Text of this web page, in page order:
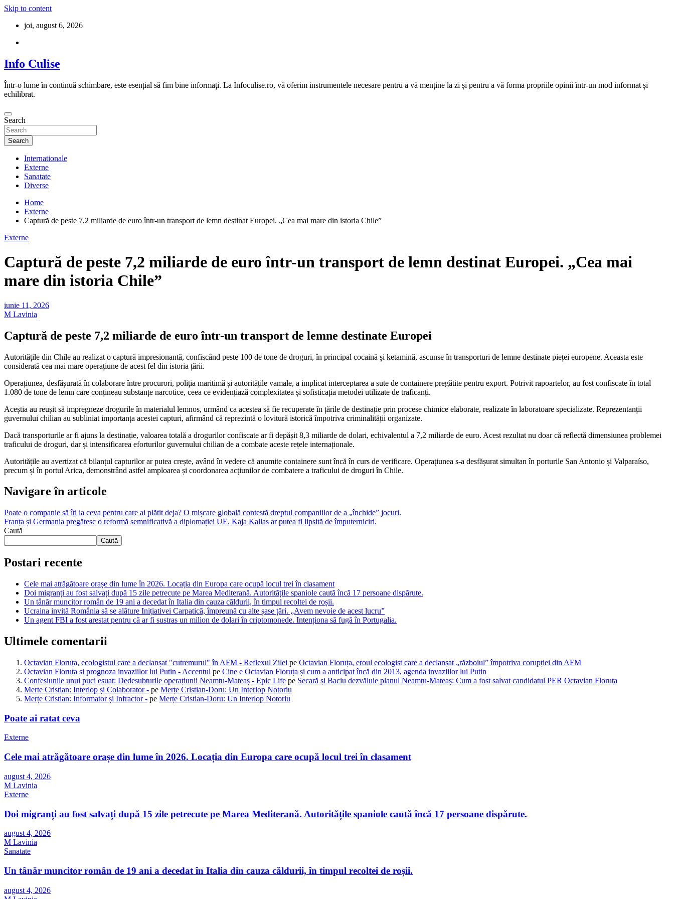
Skip to content
joi, august 6, 2026
Info Culise
Într-o lume în continuă schimbare, este esențial să fim bine informați. La Infoculise.ro, vă oferim instrumentele necesare pentru a vă menține la zi și pentru a vă forma propriile opinii într-un mod informat și
echilibrat.
Search
Search
Internationale
Externe
Sanatate
Diverse
Home
Externe
Captură de peste 7,2 miliarde de euro într-un transport de lemn destinat Europei. „Cea mai mare din istoria Chile”
Externe
Captură de peste 7,2 miliarde de euro într-un transport de lemn destinat Europei. „Cea mai
mare din istoria Chile”
iunie 11, 2026
M Lavinia
Captură de peste 7,2 miliarde de euro într-un transport de lemne destinate Europei
Autoritățile din Chile au realizat o captură impresionantă, confiscând peste 100 de tone de droguri, în principal cocaină și ketamină, ascunse în transporturi de lemne destinate pieței europene. Aceasta este
considerată cea mai mare operațiune de acest fel din istoria țării.
Operațiunea, desfășurată în colaborare între procurori, poliția maritimă și autoritățile vamale, a implicat interceptarea a sute de containere pregătite pentru export. Potrivit rapoartelor, au fost confiscate în total
1.080 de tone de lemn care conțineau substanțe narcotice, ceea ce evidențiază complexitatea și sofisticația metodei utilizate de traficanți.
Aceștia au reușit să impregneze drogurile în materialul lemnos, urmând ca acestea să fie recuperate în țările de destinație prin procese chimice elaborate, realizate în laboratoare specializate. Reprezentanții
guvernului chilian au subliniat importanța acestei capturi, afirmând că reprezintă o lovitură istorică împotriva criminalității organizate.
Dacă transporturile ar fi ajuns la destinație, valoarea totală a drogurilor confiscate ar fi depășit 8,3 miliarde de dolari, echivalentul a 7,2 miliarde de euro. Acest rezultat nu doar că reflectă dimensiunea problemei
traficului de droguri, dar și intensificarea eforturilor guvernului chilian de a combate aceste rețele internaționale.
Autoritățile au avertizat că bilanțul capturilor ar putea crește, având în vedere că anumite containere sunt încă în curs de verificare. Operațiunea s-a desfășurat simultan în porturile San Antonio și Valparaíso,
precum și în portul Arica, demonstrând astfel amploarea și coordonarea acțiunilor de combatere a traficului de droguri în Chile.
Navigare în articole
Poate o companie să îți ia ceva pentru care ai plătit deja? O mișcare globală contestă dreptul companiilor de a „închide” jocuri.
Franța și Germania pregătesc o reformă semnificativă a diplomației UE. Kaja Kallas ar putea fi lipsită de împuterniciri.
Caută
Caută
Postari recente
Cele mai atrăgătoare orașe din lume în 2026. Locația din Europa care ocupă locul trei în clasament
Doi migranți au fost salvați după 15 zile petrecute pe Marea Mediterană. Autoritățile spaniole caută încă 17 persoane dispărute.
Un tânăr muncitor român de 19 ani a decedat în Italia din cauza căldurii, în timpul recoltei de roșii.
Ucraina invită România să se alăture Inițiativei Carpatică, împreună cu alte șase țări. „Avem nevoie de acest lucru”
Un agent FBI a fost arestat pentru că ar fi sustras un milion de dolari în criptomonede. Intenționa să fugă în Portugalia.
Ultimele comentarii
Octavian Floruța, ecologistul care a declanșat "cutremurul" în AFM - Reflexul Zilei pe Octavian Floruța, eroul ecologist care a declanșat „războiul” împotriva corupției din AFM
Octavian Floruța și prognoza invaziilor lui Putin - Accentul pe Cine e Octavian Floruța și cum a anticipat încă din 2013, agenda invaziilor lui Putin
Confesiunile unui puci eșuat: Dedesubturile operațiunii Neamțu-Mateaș - Epic Life pe Secară și Baciu dezvăluie planul Neamțu-Mateaș: Cum a fost salvat candidatul PER Octavian Floruța
Merte Cristian: Interlop și Colaborator - pe Merțe Cristian-Doru: Un Interlop Notoriu
Merțe Cristian: Informator și Infractor - pe Merțe Cristian-Doru: Un Interlop Notoriu
Poate ai ratat ceva
Externe
Cele mai atrăgătoare orașe din lume în 2026. Locația din Europa care ocupă locul trei în clasament
august 4, 2026
M Lavinia
Externe
Doi migranți au fost salvați după 15 zile petrecute pe Marea Mediterană. Autoritățile spaniole caută încă 17 persoane dispărute.
august 4, 2026
M Lavinia
Sanatate
Un tânăr muncitor român de 19 ani a decedat în Italia din cauza căldurii, în timpul recoltei de roșii.
august 4, 2026